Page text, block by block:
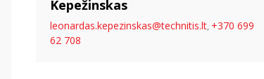
Kepežinskas
leonardas.kepezinskas@technitis.lt, +370 699
62 708